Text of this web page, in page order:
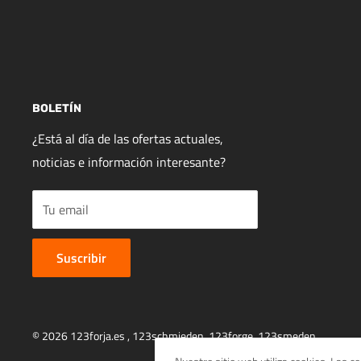
BOLETÍN
¿Está al día de las ofertas actuales,
noticias e información interesante?
Tu email
Suscribir
© 2026 123forja.es , 123schmieden,123forge,123smeden